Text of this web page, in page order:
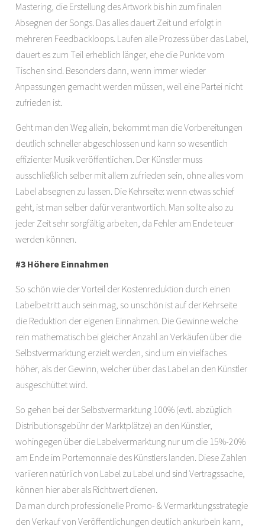
Mastering, die Erstellung des Artwork bis hin zum finalen
Absegnen der Songs. Das alles dauert Zeit und erfolgt in
mehreren Feedbackloops. Laufen alle Prozess über das Label,
dauert es zum Teil erheblich länger, ehe die Punkte vom
Tischen sind. Besonders dann, wenn immer wieder
Anpassungen gemacht werden müssen, weil eine Partei nicht
zufrieden ist.
Geht man den Weg allein, bekommt man die Vorbereitungen
deutlich schneller abgeschlossen und kann so wesentlich
effizienter Musik veröffentlichen. Der Künstler muss
ausschließlich selber mit allem zufrieden sein, ohne alles vom
Label absegnen zu lassen. Die Kehrseite: wenn etwas schief
geht, ist man selber dafür verantwortlich. Man sollte also zu
jeder Zeit sehr sorgfältig arbeiten, da Fehler am Ende teuer
werden können.
#3 Höhere Einnahmen
So schön wie der Vorteil der Kostenreduktion durch einen
Labelbeitritt auch sein mag, so unschön ist auf der Kehrseite
die Reduktion der eigenen Einnahmen. Die Gewinne welche
rein mathematisch bei gleicher Anzahl an Verkäufen über die
Selbstvermarktung erzielt werden, sind um ein vielfaches
höher, als der Gewinn, welcher über das Label an den Künstler
ausgeschüttet wird.
So gehen bei der Selbstvermarktung 100% (evtl. abzüglich
Distributionsgebühr der Marktplätze) an den Künstler,
wohingegen über die Labelvermarktung nur um die 15%-20%
am Ende im Portemonnaie des Künstlers landen. Diese Zahlen
variieren natürlich von Label zu Label und sind Vertragssache,
können hier aber als Richtwert dienen.
Da man durch professionelle Promo- & Vermarktungsstrategie
den Verkauf von Veröffentlichungen deutlich ankurbeln kann,